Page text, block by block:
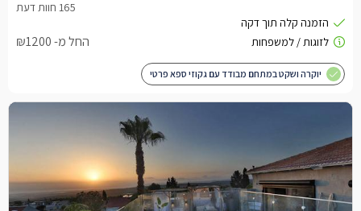
החל מ- ₪1200
יוקרה ושקט במתחם מבודד עם גקוזי ספא פרטי